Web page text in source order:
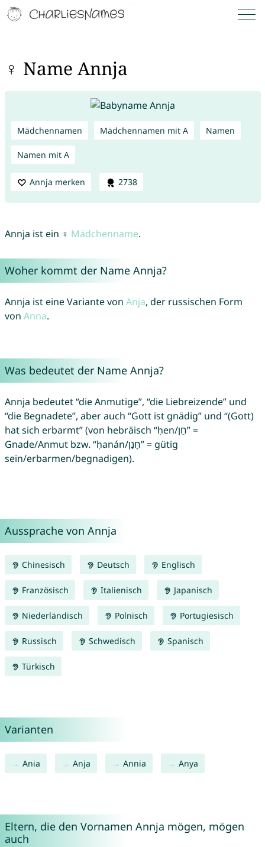
♀ Name Annja
Mädchennamen Mädchennamen mit A Namen
Namen mit A
Annja merken 2738
Annja ist ein ♀ Mädchenname.
Woher kommt der Name Annja?
Annja ist eine Variante von Anja, der russischen Form
von Anna.
Was bedeutet der Name Annja?
Annja bedeutet “die Anmutige”, “die Liebreizende” und
“die Begnadete”, aber auch “Gott ist gnädig” und “(Gott)
hat sich erbarmt” (von hebräisch “ḥen/חֵן” =
Gnade/Anmut bzw. “ḥanán/חָנַן” = gütig
sein/erbarmen/begnadigen).
Aussprache von Annja
Chinesisch Deutsch Englisch
Französisch Italienisch Japanisch
Niederländisch Polnisch Portugiesisch
Russisch Schwedisch Spanisch
Türkisch
Varianten
Ania Anja Annia Anya
Eltern, die den Vornamen Annja mögen, mögen
auch